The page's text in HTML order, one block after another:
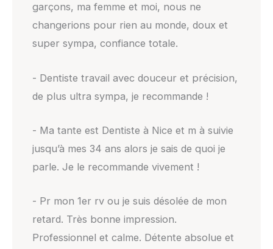
garçons, ma femme et moi, nous ne
changerions pour rien au monde, doux et
super sympa, confiance totale.
- Dentiste travail avec douceur et précision,
de plus ultra sympa, je recommande !
- Ma tante est Dentiste à Nice et m à suivie
jusqu’à mes 34 ans alors je sais de quoi je
parle. Je le recommande vivement !
- Pr mon 1er rv ou je suis désolée de mon
retard. Très bonne impression.
Professionnel et calme. Détente absolue et